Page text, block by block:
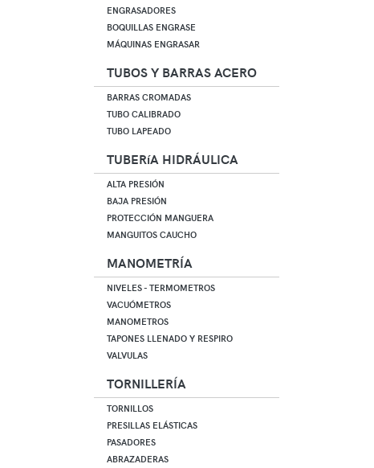
ENGRASADORES
BOQUILLAS ENGRASE
MÁQUINAS ENGRASAR
TUBOS Y BARRAS ACERO
BARRAS CROMADAS
TUBO CALIBRADO
TUBO LAPEADO
TUBERíA HIDRÁULICA
ALTA PRESIÓN
BAJA PRESIÓN
PROTECCIÓN MANGUERA
MANGUITOS CAUCHO
MANOMETRÍA
NIVELES - TERMOMETROS
VACUÓMETROS
MANOMETROS
TAPONES LLENADO Y RESPIRO
VALVULAS
TORNILLERÍA
TORNILLOS
PRESILLAS ELÁSTICAS
PASADORES
ABRAZADERAS